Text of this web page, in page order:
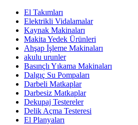
El Takımları
Elektrikli Vidalamalar
Kaynak Makinaları
Makita Yedek Ürünleri
Ahşap İşleme Makinaları
akulu urunler
Basınçlı Yıkama Makinaları
Dalgıç Su Pompaları
Darbeli Matkaplar
Darbesiz Matkaplar
Dekupaj Testereler
Delik Açma Testeresi
El Planyaları